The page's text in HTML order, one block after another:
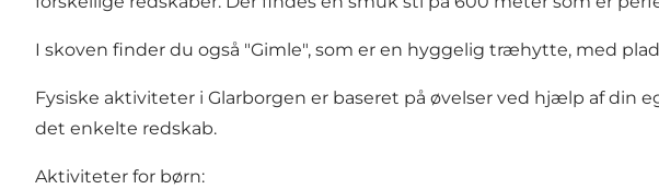
I skoven finder du også "Gimle", som er en hyggelig træhytte, med
Fysiske aktiviteter i Glarborgen er baseret på øvelser ved hjælp af
det enkelte redskab.
Aktiviteter for børn: